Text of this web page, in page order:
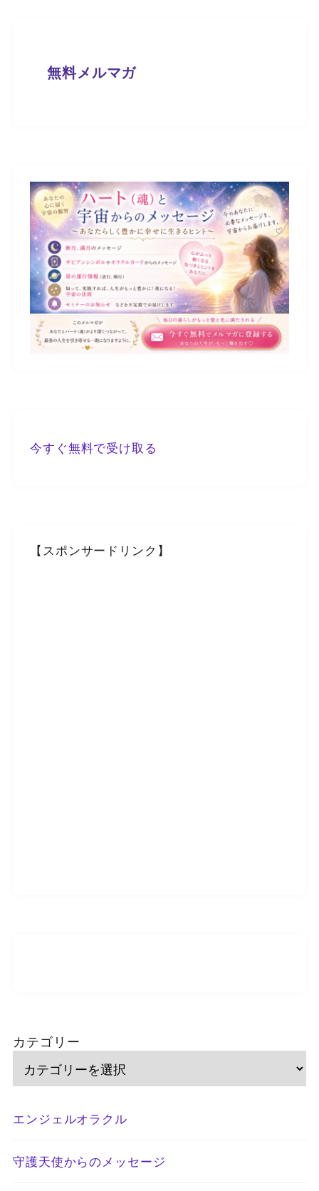
無料メルマガ
今すぐ無料で受け取る
【スポンサードリンク】
カテゴリー
エンジェルオラクル
守護天使からのメッセージ